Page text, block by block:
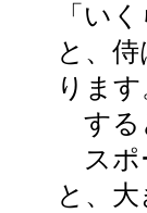
「い
と、
ります
する
スポ
と、